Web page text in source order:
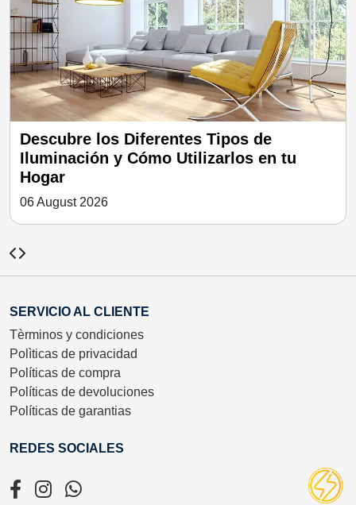
Tipos de
en tu
Descubre el Encanto
y Urbano en la
SERVICIO AL CLIENTE
Tèrminos y condiciones
Polìticas de privacidad
Políticas de compra
Políticas de devoluciones
Políticas de garantias
REDES SOCIALES